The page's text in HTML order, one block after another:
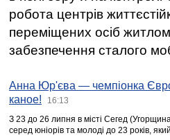
робота центрів
переміщених осіб
забезпечення сталого
Анна Юр'єва — чемпіонка
каное!
16:13
З 23 до 26 липня в місті Сегед
серед юніорів та молоді до 23 років,